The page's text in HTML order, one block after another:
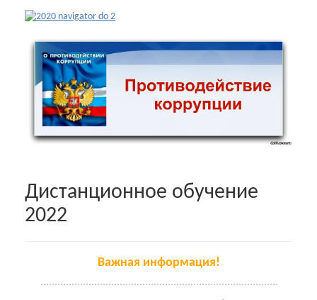
Дистанционное обучение
2022
Важная информация!